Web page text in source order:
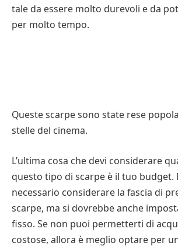
tale da essere molto durevoli e da
per molto tempo.
Queste scarpe sono state rese
stelle del cinema.
L’ultima cosa che devi considerare
questo tipo di scarpe è il tuo budget.
necessario considerare la fascia di
scarpe, ma si dovrebbe anche
fisso. Se non puoi permetterti di
costose, allora è meglio optare per